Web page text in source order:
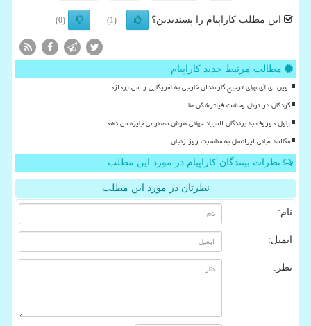
این مطلب کاراپیام را پسندیدین؟ (1)
(0)
مطالب مرتبط جدید کاراپیام
اوپن ای آی بهای ترجیح کارمندان خارجی به آمریکایی را می پردازد
کودکان در تونل وحشت فیلترشکن ها
پاول دوروف به برندگان المپیاد جهانی هوش مصنوعی جایزه می دهد
مکالمه مجانی ایرانسل به مناسبت روز زنجان
نظرات بینندگان کاراپیام در مورد این مطلب
نظرتان در مورد این مطلب
نام:
ایمیل:
نظر: